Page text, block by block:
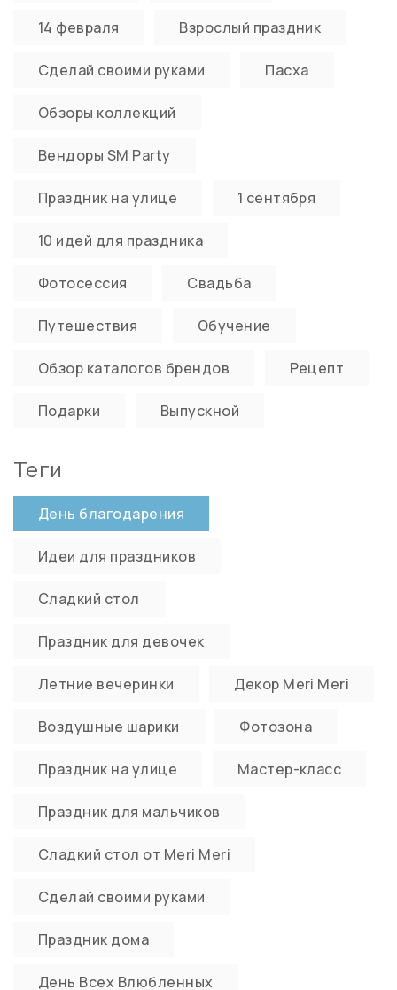
14 февраля Взрослый праздник
Сделай своими руками Пасха
Обзоры коллекций
Вендоры SM Party
Праздник на улице 1 сентября
10 идей для праздника
Фотосессия Свадьба
Путешествия Обучение
Обзор каталогов брендов Рецепт
Подарки Выпускной
Теги
День благодарения
Идеи для праздников
Сладкий стол
Праздник для девочек
Летние вечеринки Декор Meri Meri
Воздушные шарики Фотозона
Праздник на улице Мастер-класс
Праздник для мальчиков
Сладкий стол от Meri Meri
Сделай своими руками
Праздник дома
День Всех Влюбленных